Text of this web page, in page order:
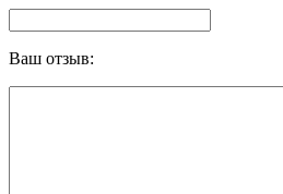
Ваш отзыв: